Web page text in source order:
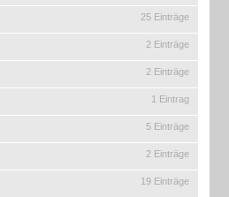
25 Einträge
2 Einträge
2 Einträge
1 Eintrag
5 Einträge
2 Einträge
19 Einträge